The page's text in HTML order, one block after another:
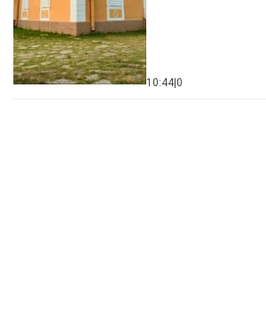
10:44 0